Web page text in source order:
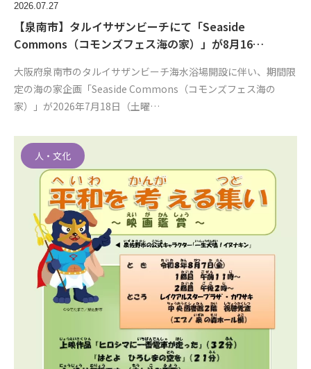
2026.07.27
【泉南市】タルイサザンビーチにて「Seaside
Commons（コモンズフェス海の家）」が8月16…
大阪府泉南市のタルイサザンビーチ海水浴場開設に伴い、期間限
定の海の家企画「Seaside Commons（コモンズフェス海の
家）」が2026年7月18日（土曜…
人・文化